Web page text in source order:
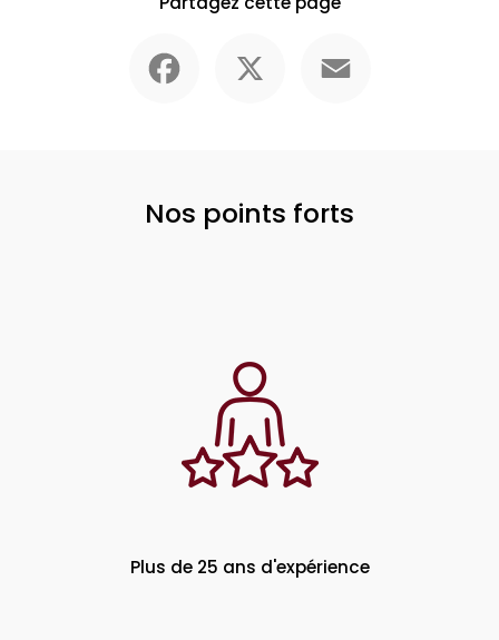
Nos points forts
Plus de 25 ans d'expérience